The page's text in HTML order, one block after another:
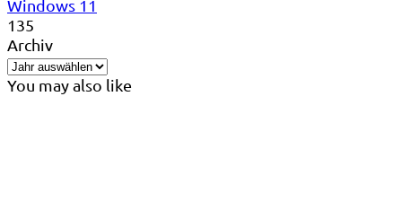
Windows 11
135
Archiv
You may also like